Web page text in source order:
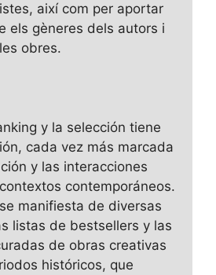
així com per aportar
els gèneres dels autors i
obres.
y la selección tiene
cada vez más marcada
y las interacciones
contemporáneos.
manifiesta de diversas
listas de bestsellers y las
de obras creativas
históricos, que